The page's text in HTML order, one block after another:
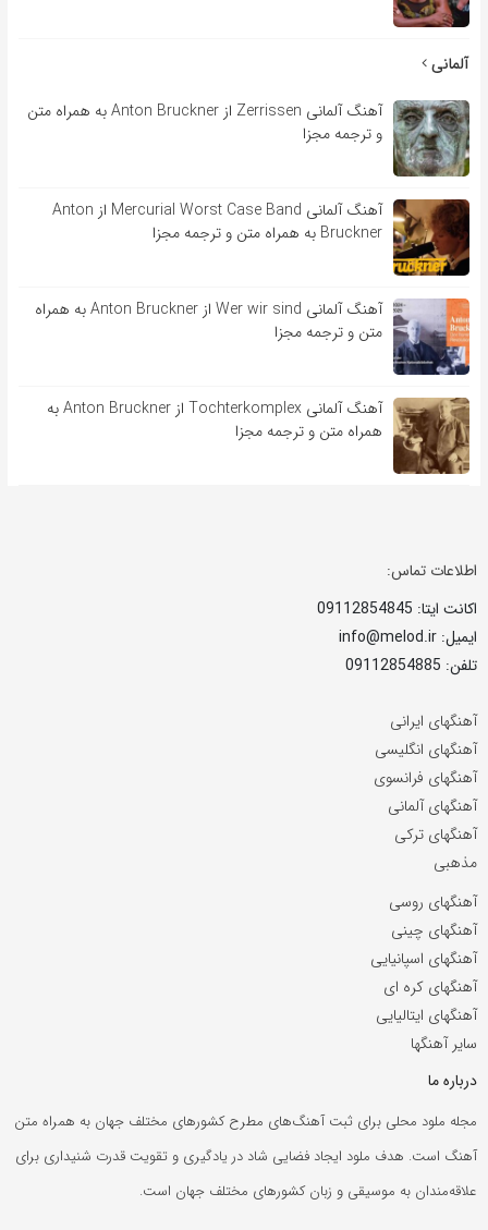
آلمانی
آهنگ آلمانی Zerrissen از Anton Bruckner به همراه متن
و ترجمه مجزا
آهنگ آلمانی Mercurial Worst Case Band از Anton
Bruckner به همراه متن و ترجمه مجزا
آهنگ آلمانی Wer wir sind از Anton Bruckner به همراه
متن و ترجمه مجزا
آهنگ آلمانی Tochterkomplex از Anton Bruckner به
همراه متن و ترجمه مجزا
اطلاعات تماس:
اکانت ایتا: 09112854845
ایمیل: info@melod.ir
تلفن: 09112854885
آهنگهای ایرانی
آهنگهای انگلیسی
آهنگهای فرانسوی
آهنگهای آلمانی
آهنگهای ترکی
مذهبی
آهنگهای روسی
آهنگهای چینی
آهنگهای اسپانیایی
آهنگهای کره ای
آهنگهای ایتالیایی
سایر آهنگها
درباره ما
مجله ملود محلی برای ثبت آهنگ‌های مطرح کشورهای مختلف جهان به همراه متن
آهنگ است. هدف ملود ایجاد فضایی شاد در یادگیری و تقویت قدرت شنیداری برای
علاقه‌مندان به موسیقی و زبان کشورهای مختلف جهان است.